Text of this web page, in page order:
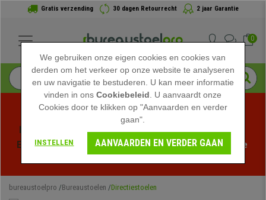
Gratis verzending 30 dagen Retourrecht 2 jaar Garantie
0
Profiteer van de Zomeruitverkoop bij bureaustoelpro!
Exclusieve kortingen voor een beperkte tijd - Bekijk de
bureaustoelpro Bureaustoelen Directiestoelen
We gebruiken onze eigen cookies en cookies van
derden om het verkeer op onze website te analyseren
en uw navigatie te bestuderen. U kan meer informatie
vinden in onsCookiebeleid . U aanvaardt onze
Cookies door te klikken op "Aanvaarden en verder
gaan".
INSTELLEN AANVAARDEN EN VERDER GAAN